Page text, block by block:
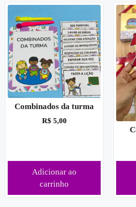
Combinados da turma
R$ 5,00
Adicionar ao
carrinho